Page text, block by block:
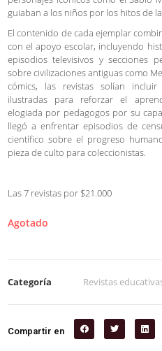
guiaban a los niños por los hitos de
El contenido de cada ejemplar
con el apoyo escolar, incluyendo
episodios televisivos y secciones
sobre civilizaciones antiguas como
cómics, las revistas solían
ilustradas para reforzar el
elogiada por pedagogos por su
llegó a enfrentar episodios de
científico sobre el progreso
pieza de culto para coleccionistas.
Las 7 revistas por $21.000
Agotado
Categoría Revistas
Compartir en